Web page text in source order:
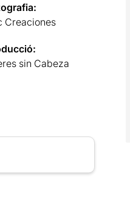
Creaciones
sin Cabeza